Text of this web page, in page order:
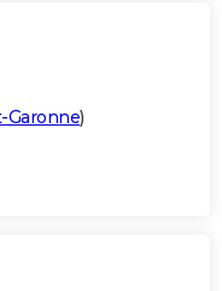
Garonne)